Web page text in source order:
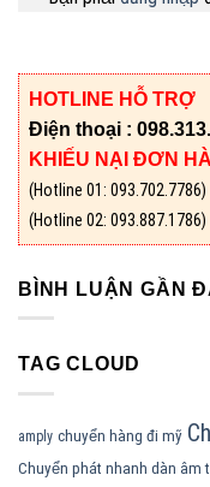
HOTLINE HỖ TRỢ
Điện thoại :
KHIẾU NẠI ĐƠN
(Hotline 01: 093.702.7786)
(Hotline 02: 093.887.1786)
BÌNH LUẬN GẦN
TAG CLOUD
amply chuyển hàng đi mỹ
Chuyển phát nhanh dàn âm